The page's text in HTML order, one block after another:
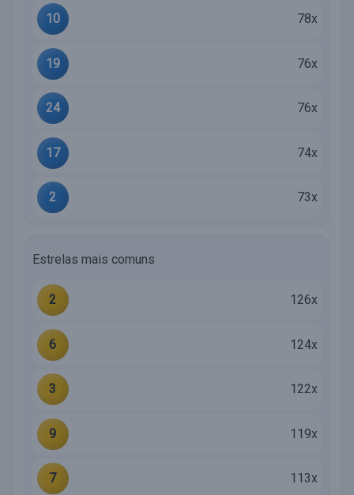
10 78x
19 76x
24 76x
17 74x
2 73x
Estrelas mais comuns
2 126x
6 124x
3 122x
9 119x
7 113x